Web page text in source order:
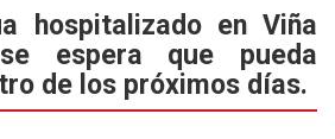
hospitalizado en Viña
espera que pueda
de los próximos días.